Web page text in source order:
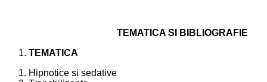
TEMATICA SI BIBLIOGRAFIE
TEMATICA
Hipnotice si sedative